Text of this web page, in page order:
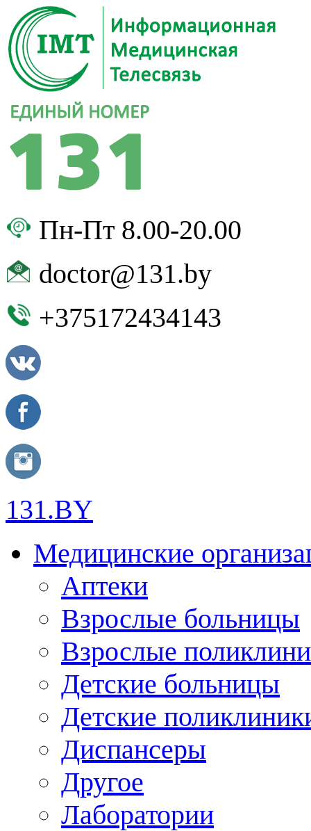
Пн-Пт 8.00-20.00
doctor@131.by
+375172434143
131.BY
Медицинские
Аптеки
Взрослые больницы
Взрослые
Детские больницы
Детские
Диспансеры
Другое
Лаборатории